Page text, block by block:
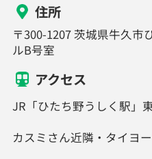
住所
〒300-1207 茨城県牛久市
ルB号室
アクセス
JR「ひたち野うしく駅」
カスミさん近隣・タイヨ